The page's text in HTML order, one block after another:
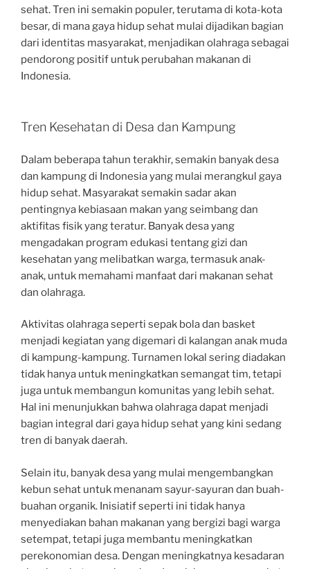
sehat. Tren ini semakin populer, terutama di kota-kota
besar, di mana gaya hidup sehat mulai dijadikan bagian
dari identitas masyarakat, menjadikan olahraga sebagai
pendorong positif untuk perubahan makanan di
Indonesia.
Tren Kesehatan di Desa dan Kampung
Dalam beberapa tahun terakhir, semakin banyak desa
dan kampung di Indonesia yang mulai merangkul gaya
hidup sehat. Masyarakat semakin sadar akan
pentingnya kebiasaan makan yang seimbang dan
aktifitas fisik yang teratur. Banyak desa yang
mengadakan program edukasi tentang gizi dan
kesehatan yang melibatkan warga, termasuk anak-
anak, untuk memahami manfaat dari makanan sehat
dan olahraga.
Aktivitas olahraga seperti sepak bola dan basket
menjadi kegiatan yang digemari di kalangan anak muda
di kampung-kampung. Turnamen lokal sering diadakan
tidak hanya untuk meningkatkan semangat tim, tetapi
juga untuk membangun komunitas yang lebih sehat.
Hal ini menunjukkan bahwa olahraga dapat menjadi
bagian integral dari gaya hidup sehat yang kini sedang
tren di banyak daerah.
Selain itu, banyak desa yang mulai mengembangkan
kebun sehat untuk menanam sayur-sayuran dan buah-
buahan organik. Inisiatif seperti ini tidak hanya
menyediakan bahan makanan yang bergizi bagi warga
setempat, tetapi juga membantu meningkatkan
perekonomian desa. Dengan meningkatnya kesadaran